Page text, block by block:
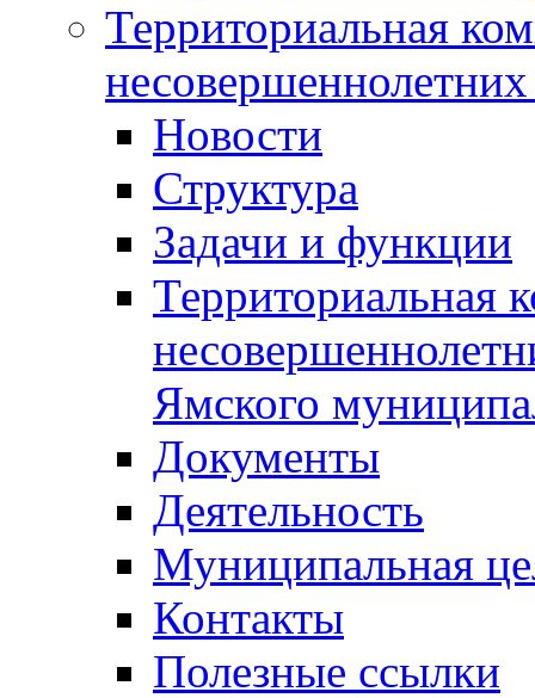
Территориальная
Новости
Структура
Задачи и функции
Территориальная
Ямского
Документы
Деятельность
Муниципальная
Контакты
Полезные ссылки